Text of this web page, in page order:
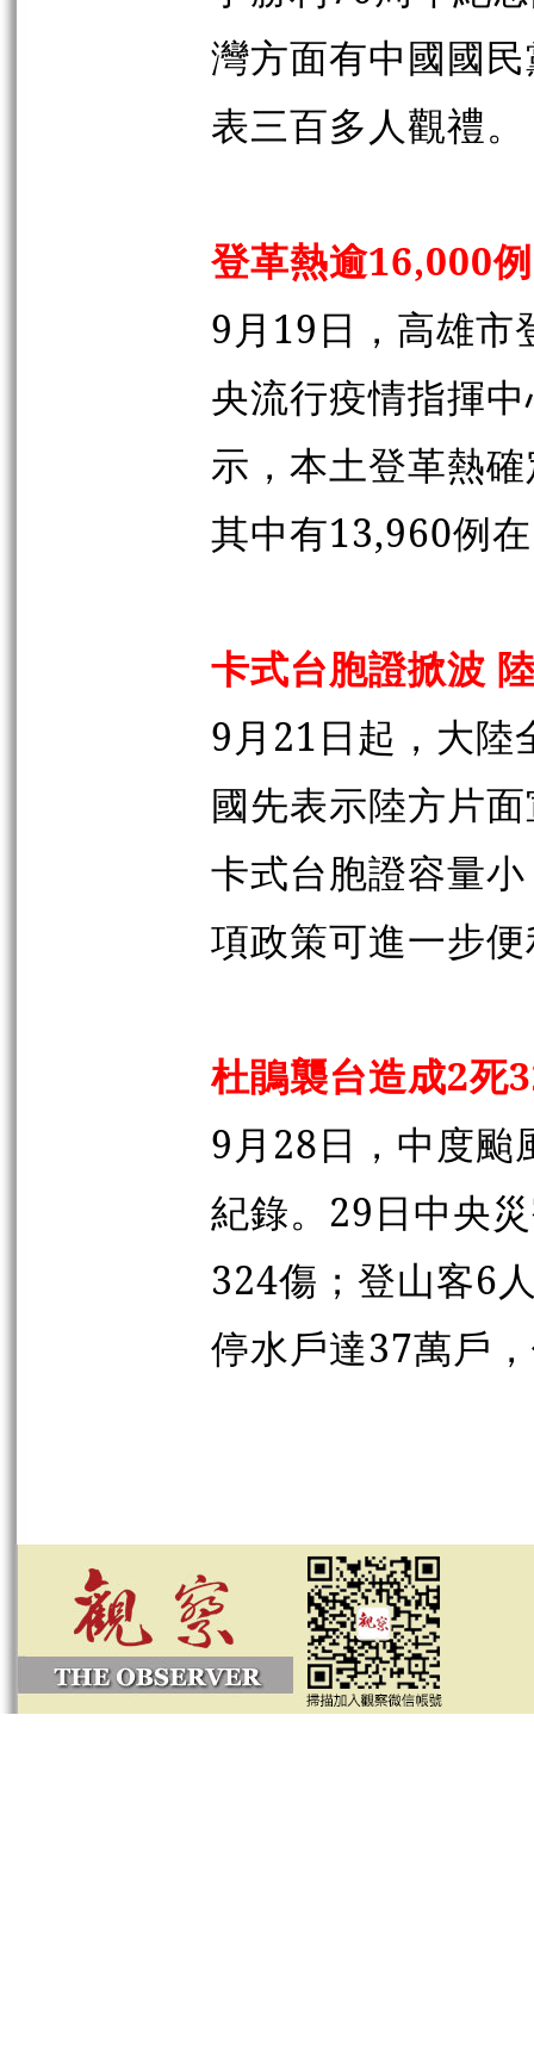
灣方面有中國國
表三百多人觀禮。
登革熱逾16,000
9月19日，高雄市
央流行疫情指揮
示，本土登革熱
其中有13,960例
卡式台胞證掀波
9月21日起，大陸
國先表示陸方片
卡式台胞證容量
項政策可進一步
杜鵑襲台造成2死
9月28日，中度颱
紀錄。29日中央
324傷；登山客6
停水戶達37萬戶